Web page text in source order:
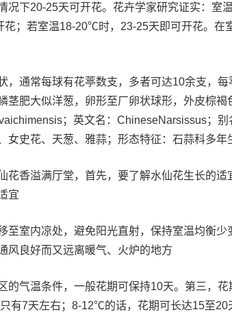
况下20-25天可开花。花卉学家研究证实：室
；若室温18-20℃时，23-25天即可开花。在
，通常每球有花葶数支，多者可达10余支，
茎肥大似洋葱，卵形至厂卵状球形，外皮棕褐
；英文名：ChineseNarsissus；别
女史花、天葱、雅蒜；形态特征：石蒜科多
花香溢满厅堂，首先，要了解水仙花生长的适
宜
至室内凉处，避免阳光直射，保持室温均衡
风良好而又远离暖气、火炉的地方
的气温条件，一般花期可保持10天。第三，
有7天左右；8-12℃的话，花期可长达15至